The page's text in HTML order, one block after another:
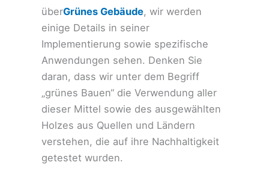
überGrünes Gebäude, wir werden
einige Details in seiner
Implementierung sowie spezifische
Anwendungen sehen. Denken Sie
daran, dass wir unter dem Begriff
„grünes Bauen“ die Verwendung aller
dieser Mittel sowie des ausgewählten
Holzes aus Quellen und Ländern
verstehen, die auf ihre Nachhaltigkeit
getestet wurden.